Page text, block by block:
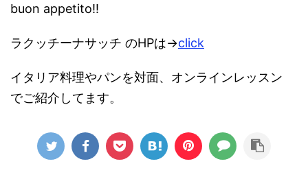
buon appetito!!
ラクッチーナサッチ のHPは→click
イタリア料理やパンを対面、オンラインレッスン
でご紹介してます。